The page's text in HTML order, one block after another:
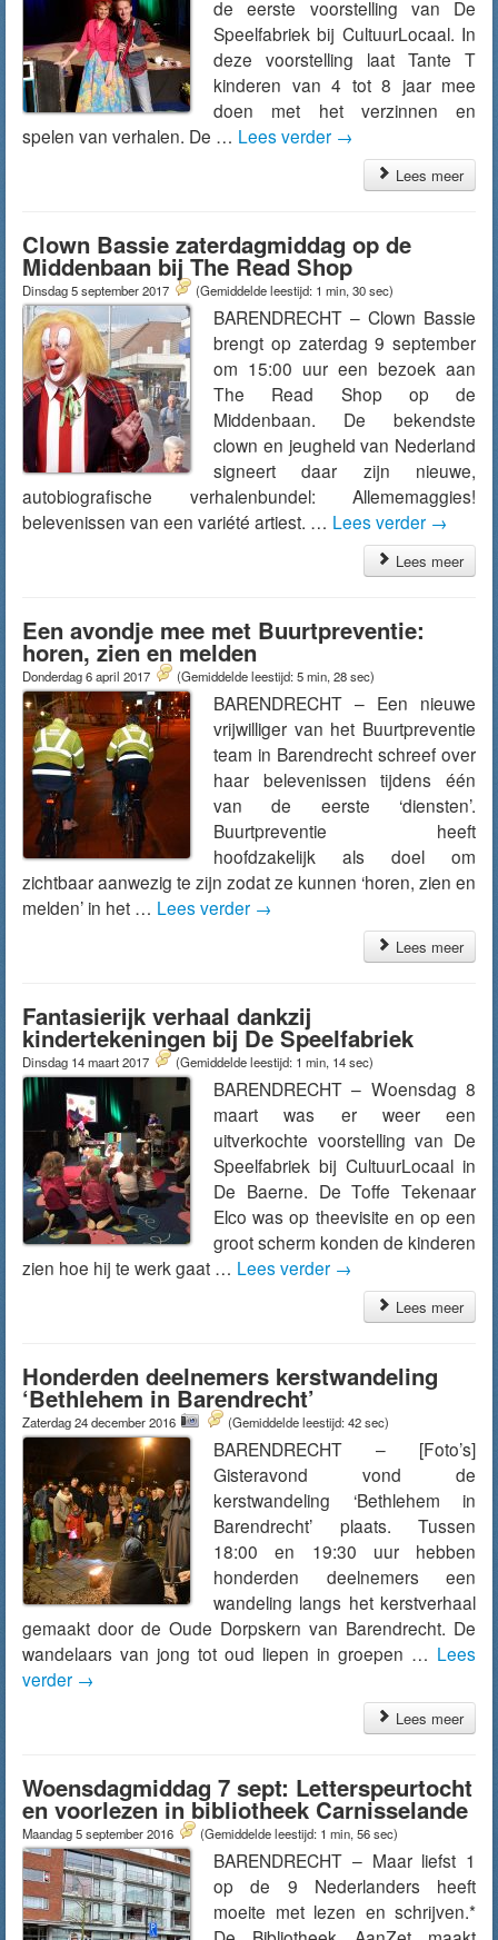
de eerste voorstelling van De
Speelfabriek bij CultuurLocaal. In
deze voorstelling laat Tante T
kinderen van 4 tot 8 jaar mee
doen met het verzinnen en
spelen van verhalen. De … Lees verder →
Lees meer
Clown Bassie zaterdagmiddag op de
Middenbaan bij The Read Shop
Dinsdag 5 september 2017 (Gemiddelde leestijd: 1 min, 30 sec)
BARENDRECHT – Clown Bassie
brengt op zaterdag 9 september
om 15:00 uur een bezoek aan
The Read Shop op de
Middenbaan. De bekendste
clown en jeugheld van Nederland
signeert daar zijn nieuwe,
autobiografische verhalenbundel: Allememaggies!
belevenissen van een variété artiest. … Lees verder →
Lees meer
Een avondje mee met Buurtpreventie:
horen, zien en melden
Donderdag 6 april 2017 (Gemiddelde leestijd: 5 min, 28 sec)
BARENDRECHT – Een nieuwe
vrijwilliger van het Buurtpreventie
team in Barendrecht schreef over
haar belevenissen tijdens één
van de eerste ‘diensten’.
Buurtpreventie heeft
hoofdzakelijk als doel om
zichtbaar aanwezig te zijn zodat ze kunnen ‘horen, zien en
melden’ in het … Lees verder →
Lees meer
Fantasierijk verhaal dankzij
kindertekeningen bij De Speelfabriek
Dinsdag 14 maart 2017 (Gemiddelde leestijd: 1 min, 14 sec)
BARENDRECHT – Woensdag 8
maart was er weer een
uitverkochte voorstelling van De
Speelfabriek bij CultuurLocaal in
De Baerne. De Toffe Tekenaar
Elco was op theevisite en op een
groot scherm konden de kinderen
zien hoe hij te werk gaat … Lees verder →
Lees meer
Honderden deelnemers kerstwandeling
‘Bethlehem in Barendrecht’
Zaterdag 24 december 2016 (Gemiddelde leestijd: 42 sec)
BARENDRECHT – [Foto’s]
Gisteravond vond de
kerstwandeling ‘Bethlehem in
Barendrecht’ plaats. Tussen
18:00 en 19:30 uur hebben
honderden deelnemers een
wandeling langs het kerstverhaal
gemaakt door de Oude Dorpskern van Barendrecht. De
wandelaars van jong tot oud liepen in groepen … Lees
verder →
Lees meer
Woensdagmiddag 7 sept: Letterspeurtocht
en voorlezen in bibliotheek Carnisselande
Maandag 5 september 2016 (Gemiddelde leestijd: 1 min, 56 sec)
BARENDRECHT – Maar liefst 1
op de 9 Nederlanders heeft
moeite met lezen en schrijven.*